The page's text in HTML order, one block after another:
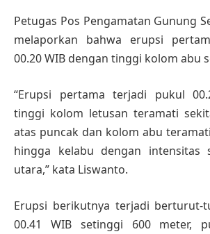
Petugas Pos Pengamatan Gunung
melaporkan bahwa erupsi
00.20 WIB dengan tinggi kolom abu
“Erupsi pertama terjadi pukul
tinggi kolom letusan teramati
atas puncak dan kolom abu
hingga kelabu dengan intensitas
utara,” kata Liswanto.
Erupsi berikutnya terjadi berturut-
00.41 WIB setinggi 600 meter,